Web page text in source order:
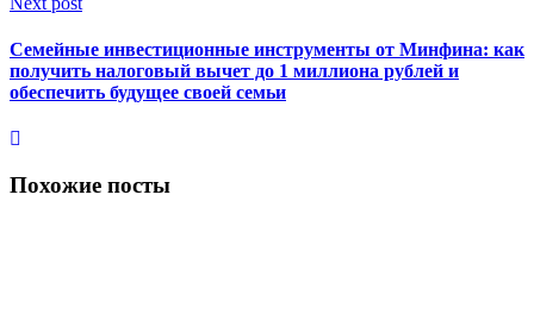
Семейные инвестиционные инструменты от Минфина: как
получить налоговый вычет до 1 миллиона рублей и
обеспечить будущее своей семьи
Похожие посты